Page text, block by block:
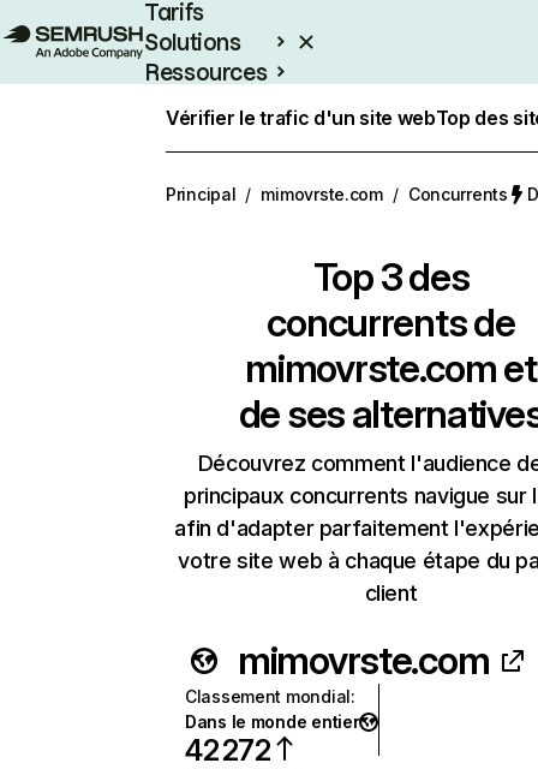
Tarifs
Solutions
Ressources
Vérifier le trafic d'un site webTop des
Principal / mimovrste.com / Concurrents
Top 3 des
concurrents de
mimovrste.com et
de ses
Découvrez comment l'audience
principaux concurrents navigue sur
afin d'adapter parfaitement
votre site web à chaque étape du
client
mimovrste.com
Classement mondial:
Dans le monde entier
42 272